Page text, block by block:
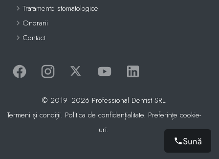
Tratamente stomatologice
Onorarii
Contact
FacebookInstagramTwitter (X)Canal de Youtube
© 2019- 2026 Professional Dentist SRL
Termeni și condiții. Politica de confidențialitate. Preferințe cookie-
uri.
Sună